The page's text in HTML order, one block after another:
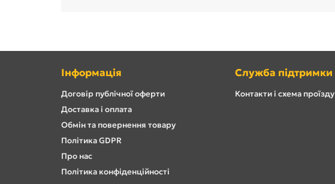
Інформація
Договір публічної оферти
Доставка і оплата
Обмін та повернення товару
Політика GDPR
Про нас
Політика конфіденційності
Служба підтримки
Контакти і схема проїзду